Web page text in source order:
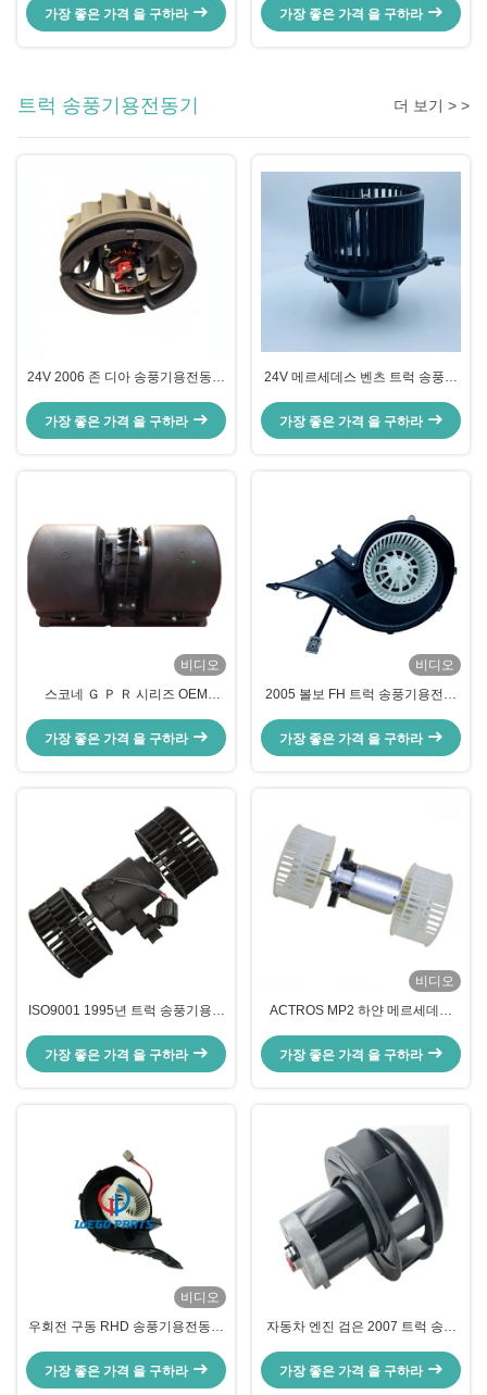
5801754014
가장 좋은 가격 을 구하라
가장 좋은 가격 을 구하라
트럭 송풍기용전동기 더 보기 > >
24V 2006 존 디아 송풍기용전동기
세요
가장 좋은 가격 을 구하라
24V 메르세데스 벤츠 트럭 송풍기
A0038300108
가장 좋은 가격 을 구하라
비디오
스코네 Ｇ Ｐ Ｒ 시리즈 OEM
DDSC003TT를 위한 ABS PP 트럭
가장 좋은 가격 을 구하라
비디오
2005 볼보 FH 트럭 송풍기용전동
7482349000
가장 좋은 가격 을 구하라
ISO9001 1995년 트럭 송풍기용전
OEM 0130111184
가장 좋은 가격 을 구하라
비디오
ACTROS MP2 하얀 메르세데스
시 -1분 8EW351024481
가장 좋은 가격 을 구하라
비디오
우회전 구동 RHD 송풍기용전동기
OEM 84223451 82407985
가장 좋은 가격 을 구하라
자동차 엔진 검은 2007 트럭 송풍
가장 좋은 가격 을 구하라